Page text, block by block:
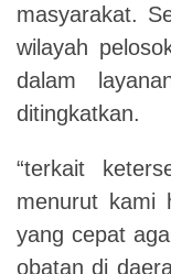
masyarakat.
wilayah
dalam
ditingkatkan.
“terkait
menurut kami
yang cepat
obatan di